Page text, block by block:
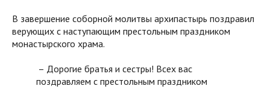
В завершение соборной молитвы архипастырь поздравил
верующих с наступающим престольным праздником
монастырского храма.
– Дорогие братья и сестры! Всех вас
поздравляем с престольным праздником